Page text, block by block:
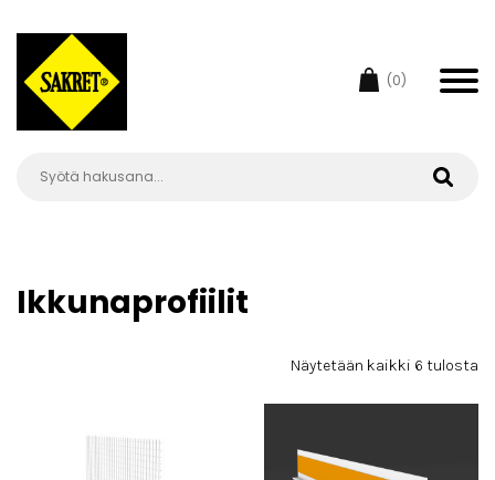
(0)
Ikkunaprofiilit
Näytetään kaikki 6 tulosta